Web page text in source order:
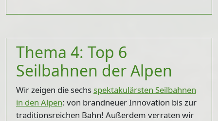
Thema 4: Top 6
Seilbahnen der Alpen
Wir zeigen die sechs spektakulärsten Seilbahnen
in den Alpen: von brandneuer Innovation bis zur
traditionsreichen Bahn! Außerdem verraten wir